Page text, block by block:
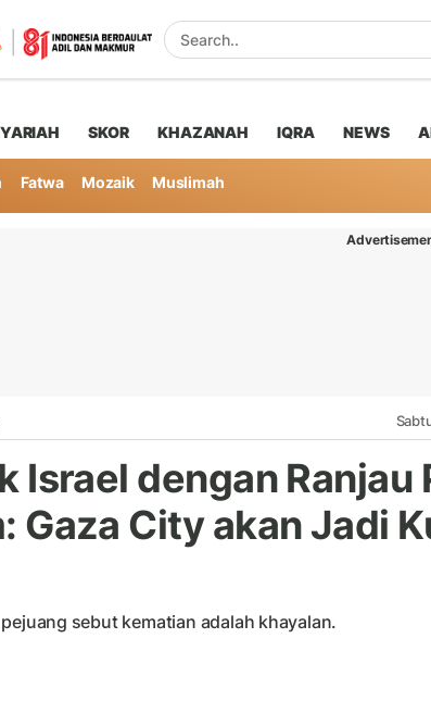
SKOR KHAZANAH IQRA NEWS
Fatwa Mozaik Muslimah
Israel dengan Ranjau
Gaza City akan Jadi
sebut kematian adalah khayalan.